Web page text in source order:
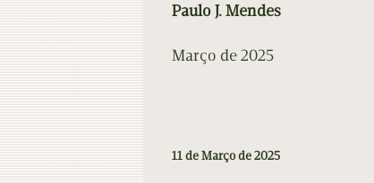
Paulo J. Mendes
Março de 2025
11 de Março de 2025